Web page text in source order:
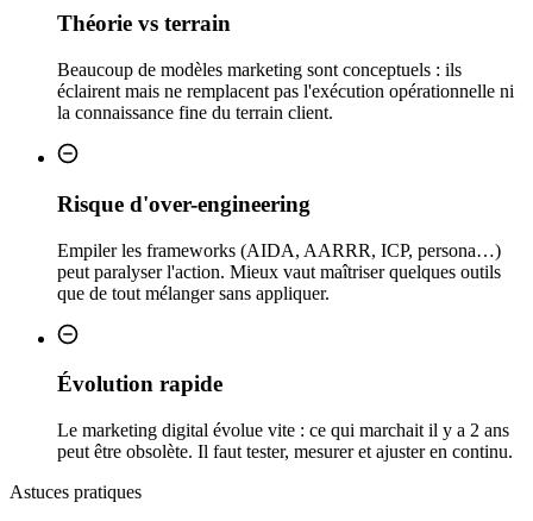
Théorie vs terrain
Beaucoup de modèles marketing sont conceptuels : ils
éclairent mais ne remplacent pas l'exécution opérationnelle ni
la connaissance fine du terrain client.
Risque d'over-engineering
Empiler les frameworks (AIDA, AARRR, ICP, persona…)
peut paralyser l'action. Mieux vaut maîtriser quelques outils
que de tout mélanger sans appliquer.
Évolution rapide
Le marketing digital évolue vite : ce qui marchait il y a 2 ans
peut être obsolète. Il faut tester, mesurer et ajuster en continu.
Astuces pratiques